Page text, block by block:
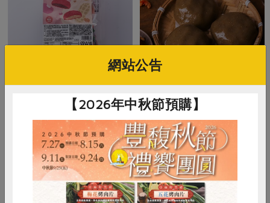
好事成雙紅龜粿-紅豆/花生(米
棋)-480g/6入
480g/6入(紅豆口味*3+花生口味*3)
冷凍
$270
菜脯米草仔粿(米棋)-300g/3入
300公克(100公克x3入)
葷 冷凍
$135
網站公告
【2026年中秋節預購】